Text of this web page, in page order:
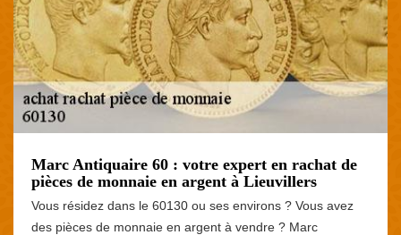
Marc Antiquaire 60 : votre expert en rachat de
pièces de monnaie en argent à Lieuvillers
Vous résidez dans le 60130 ou ses environs ? Vous avez
des pièces de monnaie en argent à vendre ? Marc